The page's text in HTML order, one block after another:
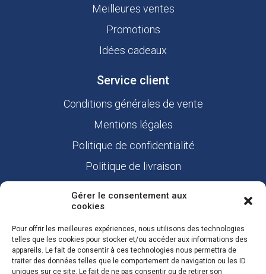
Gérer le consentement aux
cookies
Pour offrir les meilleures expériences, nous utilisons des technologies
telles que les cookies pour stocker et/ou accéder aux informations des
appareils. Le fait de consentir à ces technologies nous permettra de
traiter des données telles que le comportement de navigation ou les ID
uniques sur ce site. Le fait de ne pas consentir ou de retirer son
Meilleures ventes
Promotions
Idées cadeaux
Service client
Conditions générales de vente
Mentions légales
Politique de confidentialité
Politique de livraison
Mon compte
Commandes